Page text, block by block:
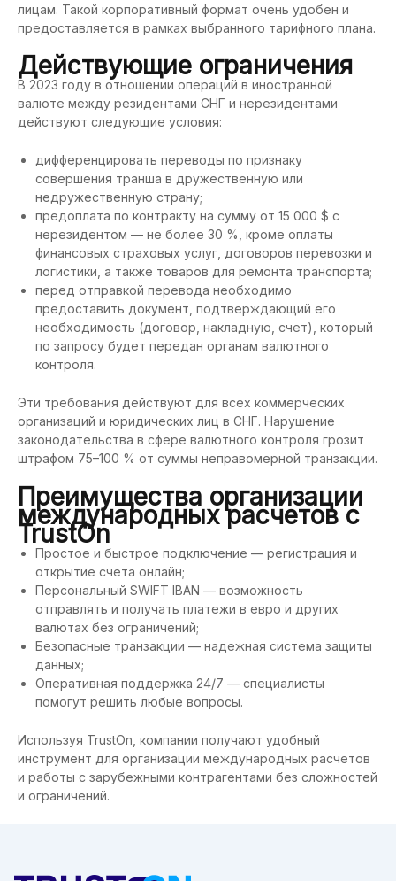
лицам. Такой корпоративный формат очень удобен и
предоставляется в рамках выбранного тарифного плана.
Действующие ограничения
В 2023 году в отношении операций в иностранной
валюте между резидентами СНГ и нерезидентами
действуют следующие условия:
дифференцировать переводы по признаку
совершения транша в дружественную или
недружественную страну;
предоплата по контракту на сумму от 15 000 $ с
нерезидентом — не более 30 %, кроме оплаты
финансовых страховых услуг, договоров перевозки и
логистики, а также товаров для ремонта транспорта;
перед отправкой перевода необходимо
предоставить документ, подтверждающий его
необходимость (договор, накладную, счет), который
по запросу будет передан органам валютного
контроля.
Эти требования действуют для всех коммерческих
организаций и юридических лиц в СНГ. Нарушение
законодательства в сфере валютного контроля грозит
штрафом 75–100 % от суммы неправомерной транзакции.
Преимущества организации
международных расчетов с
TrustOn
Простое и быстрое подключение — регистрация и
открытие счета онлайн;
Персональный SWIFT IBAN — возможность
отправлять и получать платежи в евро и других
валютах без ограничений;
Безопасные транзакции — надежная система защиты
данных;
Оперативная поддержка 24/7 — специалисты
помогут решить любые вопросы.
Используя TrustOn, компании получают удобный
инструмент для организации международных расчетов
и работы с зарубежными контрагентами без сложностей
и ограничений.